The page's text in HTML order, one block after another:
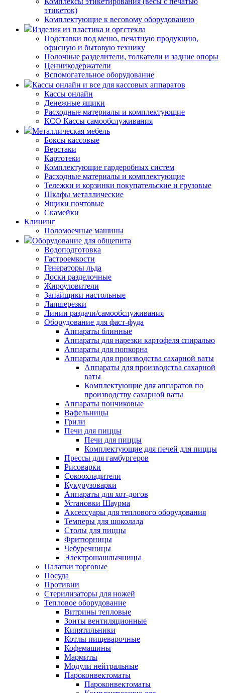
этикеток)
Комплектующие к весовому оборудованию
Изделия из пластика и оргстекла
Подставки под меню, печатную продукцию,
офисную и бытовую технику
Полочные разделители, толкатели и задние опоры
Ценникодержатели
Вспомогательное оборудование
Кассы онлайн и все для кассовых аппаратов
Кассы онлайн
Денежные ящики
Расходные материалы и комплектующие
КСО Кассы самообслуживания
Металлическая мебель
Боксы кассовые
Верстаки
Картотеки
Комплектующие гардеробных систем
Расходные материалы и комплектующие
Тележки и корзинки покупательские и грузовые
Шкафы металлические
Ящики почтовые
Скамейки
Клининг
Поломоечные машины
Оборудование для общепита
Водоподготовка
Гастроемкости
Генераторы льда
Доски разделочные
Жироуловители
Запайщики настольные
Лапшерезки
Линии раздачи/самообслуживания
Оборудование для фаст-фуда
Аппараты блинные
Аппараты для нарезки картофеля спиралью
Аппараты для попкорна
Аппараты для производства сахарной ваты
Аппараты для производства сахарной
ваты
Комплектующие для аппаратов по
производству сахарной ваты
Аппараты пончиковые
Вафельницы
Грили
Печи для пиццы
Печи для пиццы
Комплектующие для печей для пиццы
Прессы для гамбургеров
Рисоварки
Сокоохладители
Кукурузоварки
Аппараты для хот-догов
Установки Шаурма
Аксессуары для теплового оборудования
Темперы для шоколада
Столы для пиццы
Фритюрницы
Чебуречницы
Электрошашлычницы
Палатки торговые
Посуда
Противни
Стерилизаторы для ножей
Тепловое оборудование
Витрины тепловые
Зонты вентиляционные
Кипятильники
Котлы пищеварочные
Кофемашины
Мармиты
Модули нейтральные
Пароконвектоматы
Пароконвектоматы